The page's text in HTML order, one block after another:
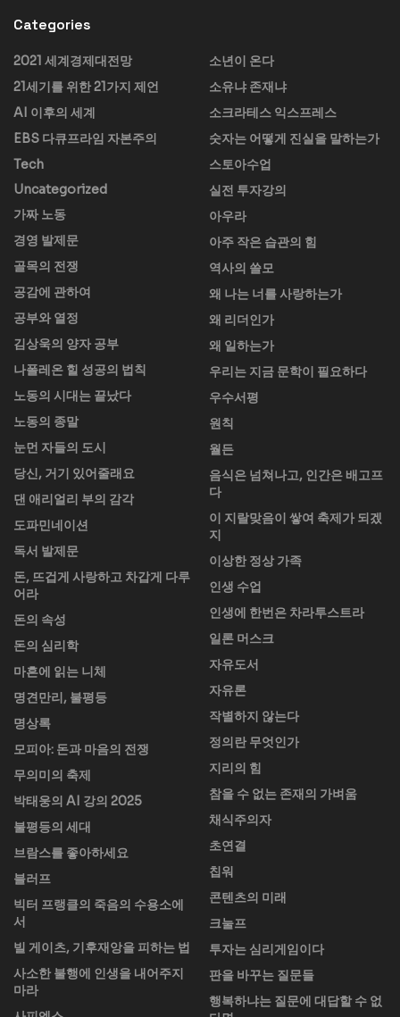
Categories
2021 세계경제대전망
21세기를 위한 21가지 제언
AI 이후의 세계
EBS 다큐프라임 자본주의
Tech
Uncategorized
가짜 노동
경영 발제문
골목의 전쟁
공감에 관하여
공부와 열정
김상욱의 양자 공부
나폴레온 힐 성공의 법칙
노동의 시대는 끝났다
노동의 종말
눈먼 자들의 도시
당신, 거기 있어줄래요
댄 애리얼리 부의 감각
도파민네이션
독서 발제문
돈, 뜨겁게 사랑하고 차갑게 다루
어라
돈의 속성
돈의 심리학
마흔에 읽는 니체
명견만리, 불평등
명상록
모피아: 돈과 마음의 전쟁
무의미의 축제
박태웅의 AI 강의 2025
불평등의 세대
브람스를 좋아하세요
블러프
빅터 프랭클의 죽음의 수용소에
서
빌 게이츠, 기후재앙을 피하는 법
사소한 불행에 인생을 내어주지
마라
소년이 온다
소유냐 존재냐
소크라테스 익스프레스
숫자는 어떻게 진실을 말하는가
스토아수업
실전 투자강의
아우라
아주 작은 습관의 힘
역사의 쓸모
왜 나는 너를 사랑하는가
왜 리더인가
왜 일하는가
우리는 지금 문학이 필요하다
우수서평
원칙
월든
음식은 넘쳐나고, 인간은 배고프
다
이 지랄맞음이 쌓여 축제가 되겠
지
이상한 정상 가족
인생 수업
인생에 한번은 차라투스트라
일론 머스크
자유도서
자유론
작별하지 않는다
정의란 무엇인가
지리의 힘
참을 수 없는 존재의 가벼움
채식주의자
초연결
칩워
콘텐츠의 미래
크눌프
투자는 심리게임이다
판을 바꾸는 질문들
행복하냐는 질문에 대답할 수 없